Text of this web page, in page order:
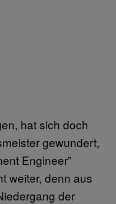
hat sich doch
gewundert,
Engineer”
weiter, denn aus
der